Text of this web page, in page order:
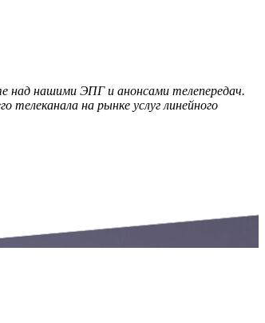
над нашими ЭПГ и анонсами телепередач.
на рынке услуг линейного